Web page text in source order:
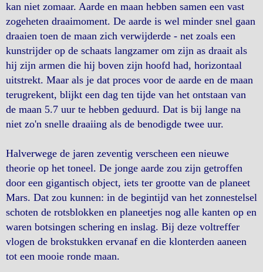
kan niet zomaar. Aarde en maan hebben samen een vast
zogeheten draaimoment. De aarde is wel minder snel gaan
draaien toen de maan zich verwijderde - net zoals een
kunstrijder op de schaats langzamer om zijn as draait als
hij zijn armen die hij boven zijn hoofd had, horizontaal
uitstrekt. Maar als je dat proces voor de aarde en de maan
terugrekent, blijkt een dag ten tijde van het ontstaan van
de maan 5.7 uur te hebben geduurd. Dat is bij lange na
niet zo'n snelle draaiing als de benodigde twee uur.
Halverwege de jaren zeventig verscheen een nieuwe
theorie op het toneel. De jonge aarde zou zijn getroffen
door een gigantisch object, iets ter grootte van de planeet
Mars. Dat zou kunnen: in de begintijd van het zonnestelsel
schoten de rotsblokken en planeetjes nog alle kanten op en
waren botsingen schering en inslag. Bij deze voltreffer
vlogen de brokstukken ervanaf en die klonterden aaneen
tot een mooie ronde maan.